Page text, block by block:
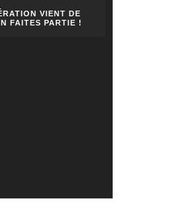
VIENT DE
FAITES PARTIE !